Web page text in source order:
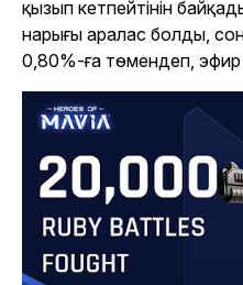
қызып кетпейтінін
нарығы аралас болды,
0,80%-ға төмендеп, эфир